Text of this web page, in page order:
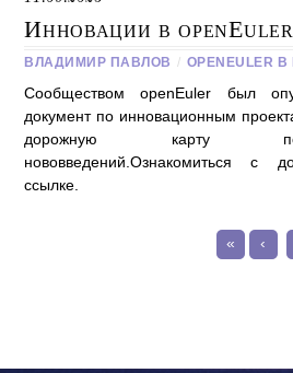
Инновации в openEuler
ВЛАДИМИР ПАВЛОВ / OPENEULER
Сообществом openEuler был
документ по инновационным
дорожную карту
нововведений.Ознакомиться с
ссылке.
« ‹